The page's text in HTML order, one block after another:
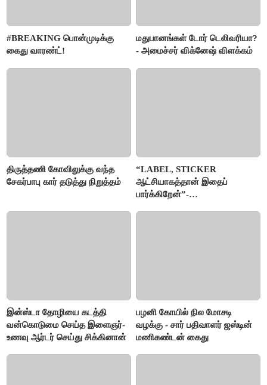
#BREAKING பொன்முடிக்கு
கைது வாரண்ட்!
மதுபானங்கள் டோர் டெலிவரியா?
- அமைச்சர் விக்னேஷ் விளக்கம்
திருத்தணி கோவிலுக்கு வந்த
சேகர்பாபு கார் தடுத்து நிறுத்தம்
“LABEL, STICKER
ஆட்சியாகத்தான் இதைப்
பார்க்கிறேன்”-
இன்ஸ்டா தோழியை கடத்தி
வன்கொடுமை செய்த இளைஞர்-
உணவு ஆர்டர் செய்து சிக்கினான்
பழனி கோயில் நில மோசடி
வழக்கு - சார் பதிவாளர் ஜஸ்டின்
மணிகண்டன் கைது